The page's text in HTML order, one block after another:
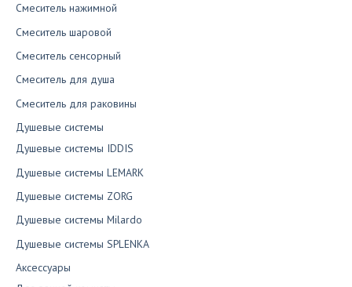
Смеситель нажимной
Смеситель шаровой
Смеситель сенсорный
Смеситель для душа
Смеситель для раковины
Душевые системы
Душевые системы IDDIS
Душевые системы LEMARK
Душевые системы ZORG
Душевые системы Milardo
Душевые системы SPLENKA
Аксессуары